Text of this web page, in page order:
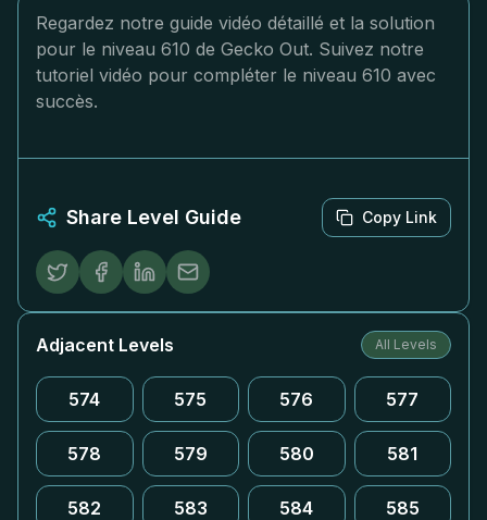
Regardez notre guide vidéo détaillé et la solution
pour le niveau 610 de Gecko Out. Suivez notre
tutoriel vidéo pour compléter le niveau 610 avec
succès.
Share Level Guide Copy Link
Adjacent Levels All Levels
574 575 576 577
578 579 580 581
582 583 584 585